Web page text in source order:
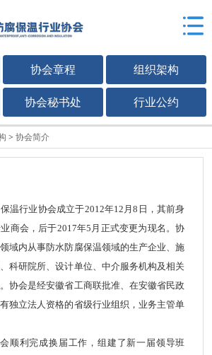
协会章程 组织架构
协会秘书处 行业公约
> 协会简介
温行业协会成立于2012年12月8日，其前身
商会，后于2017年5月正式变更为现名。协
域内从事防水防腐保温领域的生产企业、施
科研院所、设计单位、中介服务机构及相关
协会是经安徽省工商联批准、在安徽省民政
独立法人资格的省级行业组织，业务主管单
顺利完成换届工作，组建了新一届领导班